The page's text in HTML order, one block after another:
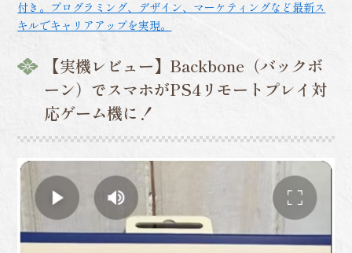
付き。プログラミング、デザイン、マーケティングなど最新ス
キルでキャリアアップを実現。
【実機レビュー】Backbone（バックボ
ーン）でスマホがPS4リモートプレイ対
応ゲーム機に！